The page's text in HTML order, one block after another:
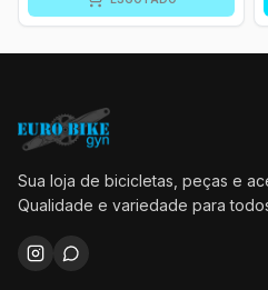
Sua loja de bicicletas, peças e
Qualidade e variedade para